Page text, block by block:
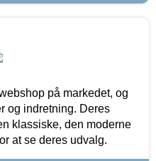
på markedet, og
og indretning. Deres
klassiske, den moderne
at se deres udvalg.